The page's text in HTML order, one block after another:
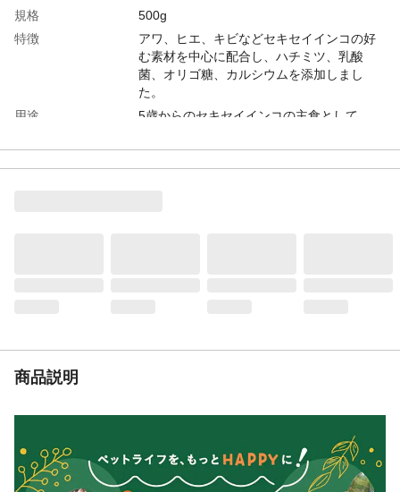
規格
500g
特徴
アワ、ヒエ、キビなどセキセイインコの好
む素材を中心に配合し、ハチミツ、乳酸
菌、オリゴ糖、カルシウムを添加しまし
た。
用途
5歳からのセキセイインコの主食として
栄養成分表示
水分11.4%以下、粗蛋白質10.1%以上、粗脂
肪3.1%以上、粗繊維10.0%以下、粗灰分
4.4%以下
代謝エネルギー
359kcal/100g
商品説明